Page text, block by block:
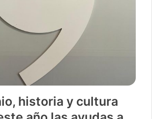
historia y cultura